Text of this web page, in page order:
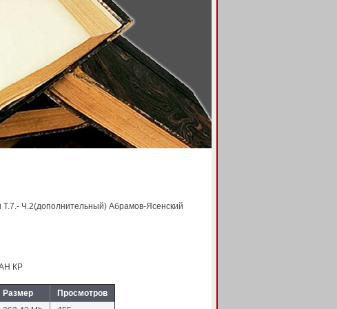
Т.7.- Ч.2(дополнительный) Абрамов-Ясенский
КР
Размер
Просмотров